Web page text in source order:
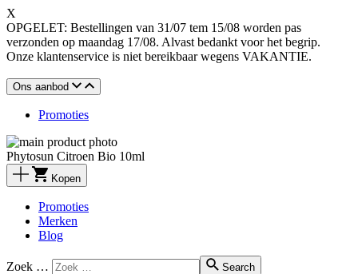
X
OPGELET: Bestellingen van 31/07 tem 15/08 worden pas
verzonden op maandag 17/08. Alvast bedankt voor het begrip.
Onze klantenservice is niet bereikbaar wegens VAKANTIE.
Ons aanbod
Promoties
Phytosun Citroen Bio 10ml
Kopen
Promoties
Merken
Blog
Zoek …
Search